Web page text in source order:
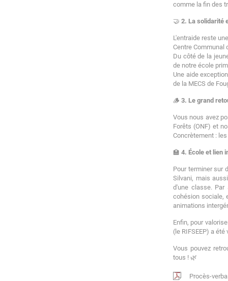
comme la fin des
🤝 2. La solidarité
L'entraide reste
Centre Communal
Du côté de la
de notre école
Une aide
de la MECS de
🪵 3. Le grand
Vous nous avez
Forêts (ONF) et
Concrètement :
🏫 4. École et lien
Pour terminer sur
Silvani, mais
d'une classe.
cohésion sociale,
animations
Enfin, pour
(le RIFSEEP) a
Vous pouvez
tous ! 🌿
Procès-